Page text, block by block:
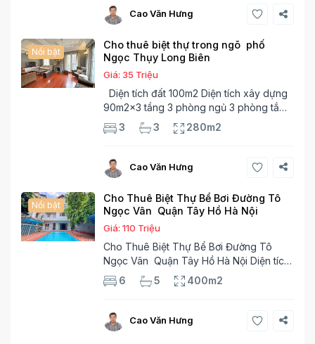
phòng bếp,wc Tầng 2 -2 phòng
Cao Văn Hưng
Nổi bật
Cho thuê biệt thự trong ngõ phố
Ngọc Thụy Long Biên
Giá: 35 Triệu
Diện tích đất 100m2 Diện tích xây dựng
90m2x3 tầng 3 phòng ngủ 3 phòng tắm 1
phòng làm việc Vị trí ý tưởng 10 phút đi
bộ tới trường việt pháp Ngôi nhà được
3 3 280m2
Cao Văn Hưng
Nổi bật
Cho Thuê Biệt Thự Bể Bơi Đường Tô
Ngọc Vân Quận Tây Hồ Hà Nội
Giá: 110 Triệu
Cho Thuê Biệt Thự Bể Bơi Đường Tô
Ngọc Vân Quận Tây Hồ Hà Nội Diện tích
đất 250m2 Diện tích xây dựng 100m2
Xây 4 tầng, 6 phòng ngủ 5 phòng tắm
Tầng 2, 2 phòng
6 5 400m2
Cao Văn Hưng